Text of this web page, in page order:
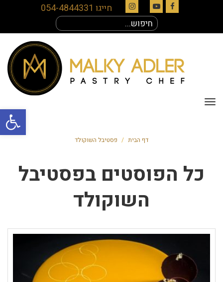
פתח
Facebook
YouTube
Instagram
חייגו 054-4844331
עבור:
תפריט
דף הבית / פסטיבל השוקולד
כל הפוסטים בפסטיבל
השוקולד